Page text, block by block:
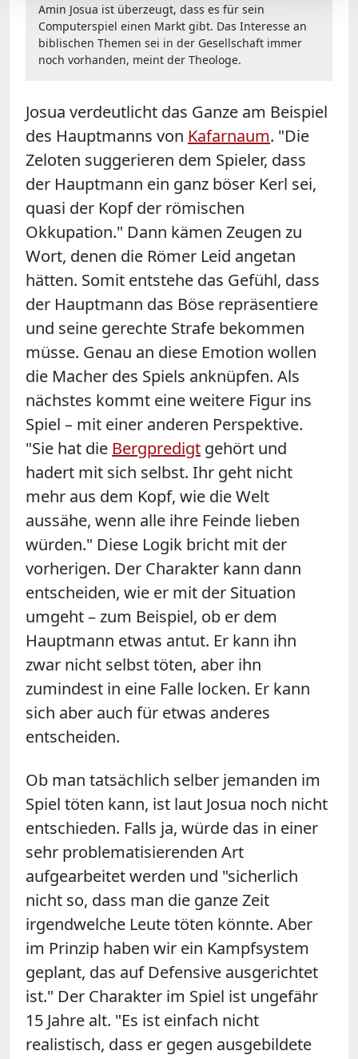
Amin Josua ist überzeugt, dass es für sein
Computerspiel einen Markt gibt. Das Interesse an
biblischen Themen sei in der Gesellschaft immer
noch vorhanden, meint der Theologe.
Josua verdeutlicht das Ganze am Beispiel
des Hauptmanns von Kafarnaum. "Die
Zeloten suggerieren dem Spieler, dass
der Hauptmann ein ganz böser Kerl sei,
quasi der Kopf der römischen
Okkupation." Dann kämen Zeugen zu
Wort, denen die Römer Leid angetan
hätten. Somit entstehe das Gefühl, dass
der Hauptmann das Böse repräsentiere
und seine gerechte Strafe bekommen
müsse. Genau an diese Emotion wollen
die Macher des Spiels anknüpfen. Als
nächstes kommt eine weitere Figur ins
Spiel – mit einer anderen Perspektive.
"Sie hat die Bergpredigt gehört und
hadert mit sich selbst. Ihr geht nicht
mehr aus dem Kopf, wie die Welt
aussähe, wenn alle ihre Feinde lieben
würden." Diese Logik bricht mit der
vorherigen. Der Charakter kann dann
entscheiden, wie er mit der Situation
umgeht – zum Beispiel, ob er dem
Hauptmann etwas antut. Er kann ihn
zwar nicht selbst töten, aber ihn
zumindest in eine Falle locken. Er kann
sich aber auch für etwas anderes
entscheiden.
Ob man tatsächlich selber jemanden im
Spiel töten kann, ist laut Josua noch nicht
entschieden. Falls ja, würde das in einer
sehr problematisierenden Art
aufgearbeitet werden und "sicherlich
nicht so, dass man die ganze Zeit
irgendwelche Leute töten könnte. Aber
im Prinzip haben wir ein Kampfsystem
geplant, das auf Defensive ausgerichtet
ist." Der Charakter im Spiel ist ungefähr
15 Jahre alt. "Es ist einfach nicht
realistisch, dass er gegen ausgebildete